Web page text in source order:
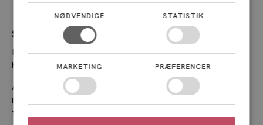
Sikre adgang til relevant information
Fortæl om, hvad der sker (når du kan). Men fortæl også
hvorfor.
Alene at have tid til at fordøje informationer og kunne se
meningen med galskaben kan fjerne modstand på
forandringer.
NØDVENDIGE STATISTIK
MARKETING PRÆFERENCER